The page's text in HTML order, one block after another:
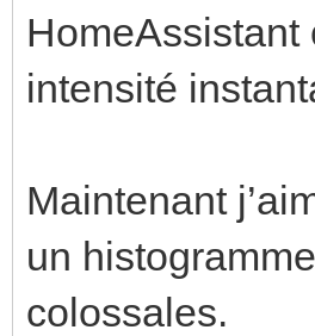
HomeAssistant
intensité
Maintenant
un
colossales.